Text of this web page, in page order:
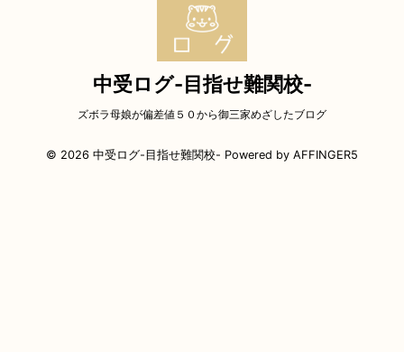
中受ログ-目指せ難関校-
ズボラ母娘が偏差値５０から御三家めざしたブログ
© 2026 中受ログ-目指せ難関校- Powered by AFFINGER5